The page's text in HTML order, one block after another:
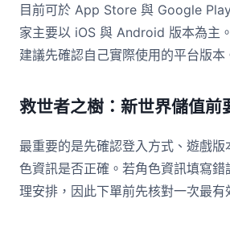
目前可於 App Store 與 Google
家主要以 iOS 與 Android 版本為主
建議先確認自己實際使用的平台版本
救世者之樹：新世界儲值前
最重要的是先確認登入方式、遊戲版
色資訊是否正確。若角色資訊填寫錯
理安排，因此下單前先核對一次最有